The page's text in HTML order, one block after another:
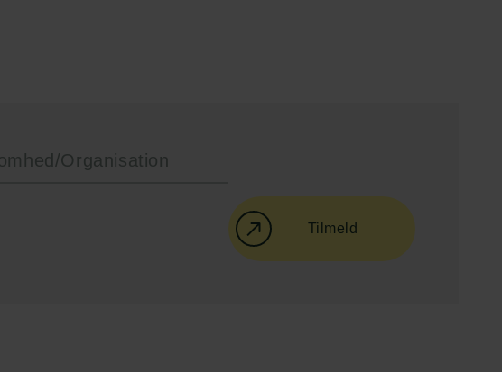
Tilmeld